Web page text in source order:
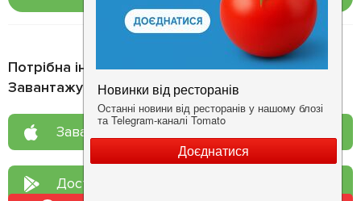
Потрібна інформація про заклад?
Завантажуйте додаток!
Завантажте у
Доступно у